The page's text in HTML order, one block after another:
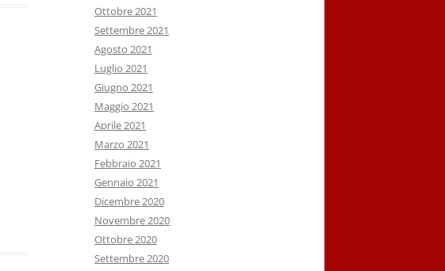
Ottobre 2021
Settembre 2021
Agosto 2021
Luglio 2021
Giugno 2021
Maggio 2021
Aprile 2021
Marzo 2021
Febbraio 2021
Gennaio 2021
Dicembre 2020
Novembre 2020
Ottobre 2020
Settembre 2020